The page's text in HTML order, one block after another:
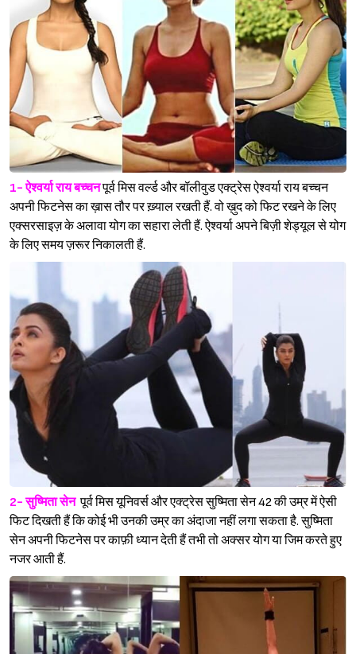
1- ऐश्वर्या राय बच्चनपूर्व मिस वर्ल्ड और बॉलीवुड एक्ट्रेस ऐश्वर्या राय बच्चन
अपनी फिटनेस का ख़ास तौर पर ख़्याल रखती हैं. वो ख़ुद को फिट रखने के लिए
एक्सरसाइज़ के अलावा योग का सहारा लेती हैं. ऐश्वर्या अपने बिज़ी शेड्यूल से योग
के लिए समय ज़रूर निकालती हैं.
2- सुष्मिता सेन पूर्व मिस यूनिवर्स और एक्ट्रेस सुष्मिता सेन 42 की उम्र में ऐसी
फिट दिखती हैं कि कोई भी उनकी उम्र का अंदाजा नहीं लगा सकता है. सुष्मिता
सेन अपनी फिटनेस पर काफ़ी ध्यान देती हैं तभी तो अक्सर योग या जिम करते हुए
नजर आती हैं.